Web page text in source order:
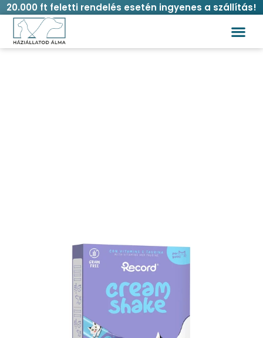
20.000 ft feletti rendelés esetén ingyenes a szállítás!